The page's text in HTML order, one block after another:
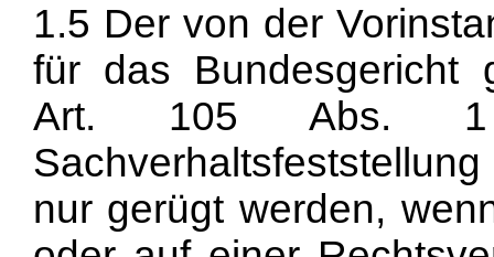
1.5 Der von der
für das Bundesgericht
Art. 105 Abs.
nur gerügt werden,